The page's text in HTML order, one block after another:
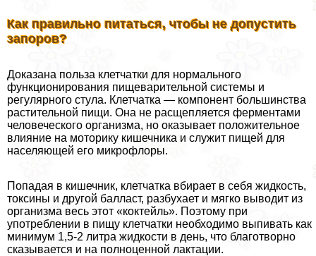
Как правильно питаться, чтобы не допустить
запоров?
Доказана польза клетчатки для нормального
функционирования пищеварительной системы и
регулярного стула. Клетчатка — компонент большинства
растительной пищи. Она не расщепляется ферментами
человеческого организма, но оказывает положительное
влияние на моторику кишечника и служит пищей для
населяющей его микрофлоры.
Попадая в кишечник, клетчатка вбирает в себя жидкость,
токсины и другой балласт, разбухает и мягко выводит из
организма весь этот «коктейль». Поэтому при
употрeблении в пищу клетчатки необходимо выпивать как
минимум 1,5-2 литра жидкости в день, что благотворно
сказывается и на полноценной лактации.